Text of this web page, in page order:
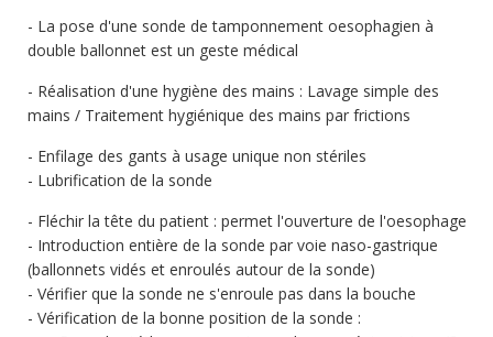
La pose d'une sonde de tamponnement oesophagien à
double ballonnet est un geste médical
Réalisation d'une hygiène des mains : Lavage simple des
mains / Traitement hygiénique des mains par frictions
Enfilage des gants à usage unique non stériles
Lubrification de la sonde
Fléchir la tête du patient : permet l'ouverture de l'oesophage
Introduction entière de la sonde par voie naso-gastrique
(ballonnets vidés et enroulés autour de la sonde)
Vérifier que la sonde ne s'enroule pas dans la bouche
Vérification de la bonne position de la sonde :